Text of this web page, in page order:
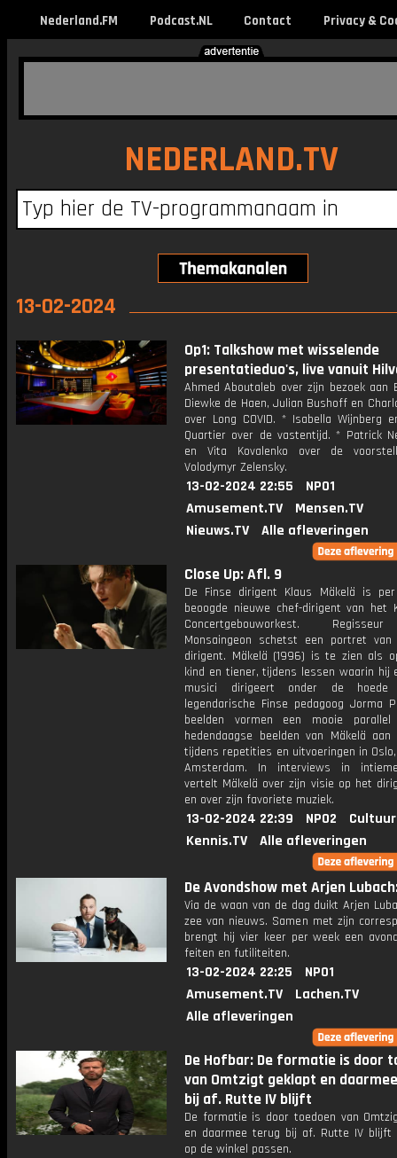
Nederland.FM Podcast.NL Contact Privacy &
NEDERLAND.TV
13-02-2024
Op1: Talkshow met wisselende
presentatieduo's, live vanuit
Ahmed Aboutaleb over zijn bezoek aan
Diewke de Haen, Julian Bushoff en
over Long COVID. * Isabella Wijnberg
Quartier over de vastentijd. * Patrick
en Vita Kovalenko over de
Volodymyr Zelensky.
13-02-2024 22:55
NPO1
Amusement.TV
Mensen.TV
Nieuws.TV
Alle afleveringen
Close Up: Afl. 9
De Finse dirigent Klaus Mäkelä is
beoogde nieuwe chef-dirigent van het
Concertgebouworkest.
Monsaingeon schetst een portret
dirigent. Mäkelä (1996) is te zien als
kind en tiener, tijdens lessen waarin hij
musici dirigeert onder de
legendarische Finse pedagoog Jorma
beelden vormen een mooie
hedendaagse beelden van Mäkelä
tijdens repetities en uitvoeringen in
Amsterdam. In interviews in
vertelt Mäkelä over zijn visie op het
en over zijn favoriete muziek.
13-02-2024 22:39 NPO2
Kennis.TV
Alle afleveringen
De Avondshow met Arjen
Via de waan van de dag duikt Arjen
zee van nieuws. Samen met zijn
brengt hij vier keer per week een
feiten en futiliteiten.
13-02-2024 22:25
NPO1
Amusement.TV
Lachen.TV
Alle afleveringen
De Hofbar: De formatie is door
van Omtzigt geklapt en
bij af. Rutte IV blijft
De formatie is door toedoen van
en daarmee terug bij af. Rutte IV blijft
op de winkel passen.